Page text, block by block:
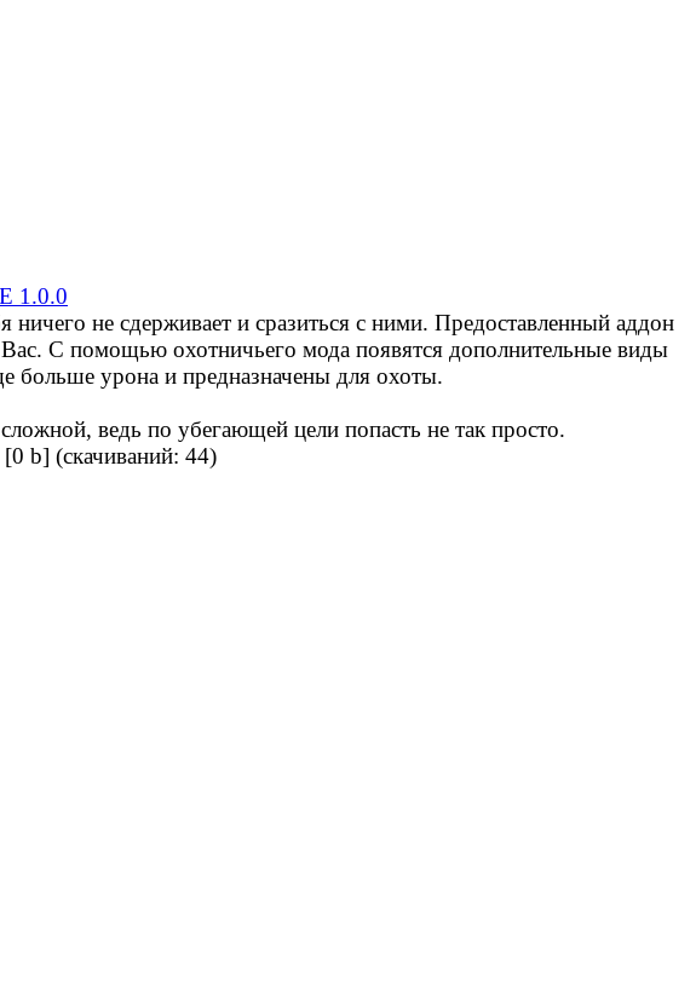
не сдерживает и сразиться с ними. Предоставленный аддон
Вас. С помощью охотничьего мода появятся дополнительные виды
больше урона и предназначены для охоты.
ведь по убегающей цели попасть не так просто.
[0 b] (cкачиваний: 44)